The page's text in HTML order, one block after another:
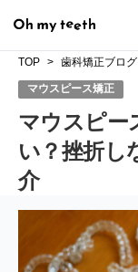
TOP 歯科矯正ブログ
マウスピース矯正
マウスピー
い？挫折し
介